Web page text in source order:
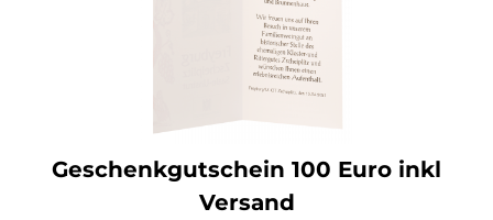
Geschenkgutschein 100 Euro inkl
Versand